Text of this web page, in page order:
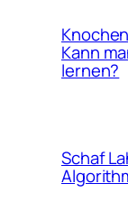
Kann
lernen?
Schaf